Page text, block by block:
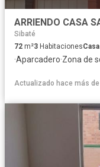
ARRIENDO CASA
Sibaté
72 m²3 HabitacionesCasa
·Aparcadero·Zona de
Actualizado hace más